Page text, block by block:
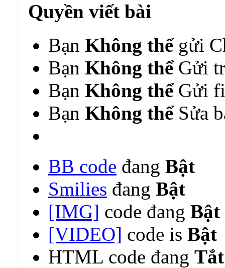
Quyền viết bài
Bạn Không thểgửi
Bạn Không thểGửi
Bạn Không thểGửi
Bạn Không thểSửa
BB code đang Bật
Smilies đang Bật
[IMG] code đang Bật
[VIDEO] code is Bật
HTML code đang Tắt